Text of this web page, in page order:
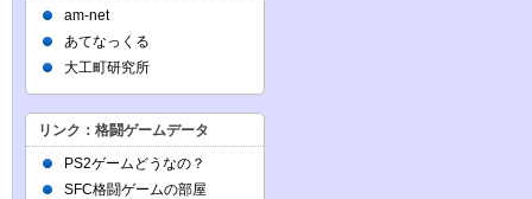
am-net
あてなっくる
大工町研究所
リンク：格闘ゲームデータ
PS2ゲームどうなの？
SFC格闘ゲームの部屋